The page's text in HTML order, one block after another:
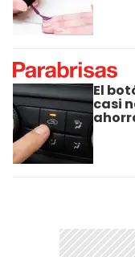
El
casi